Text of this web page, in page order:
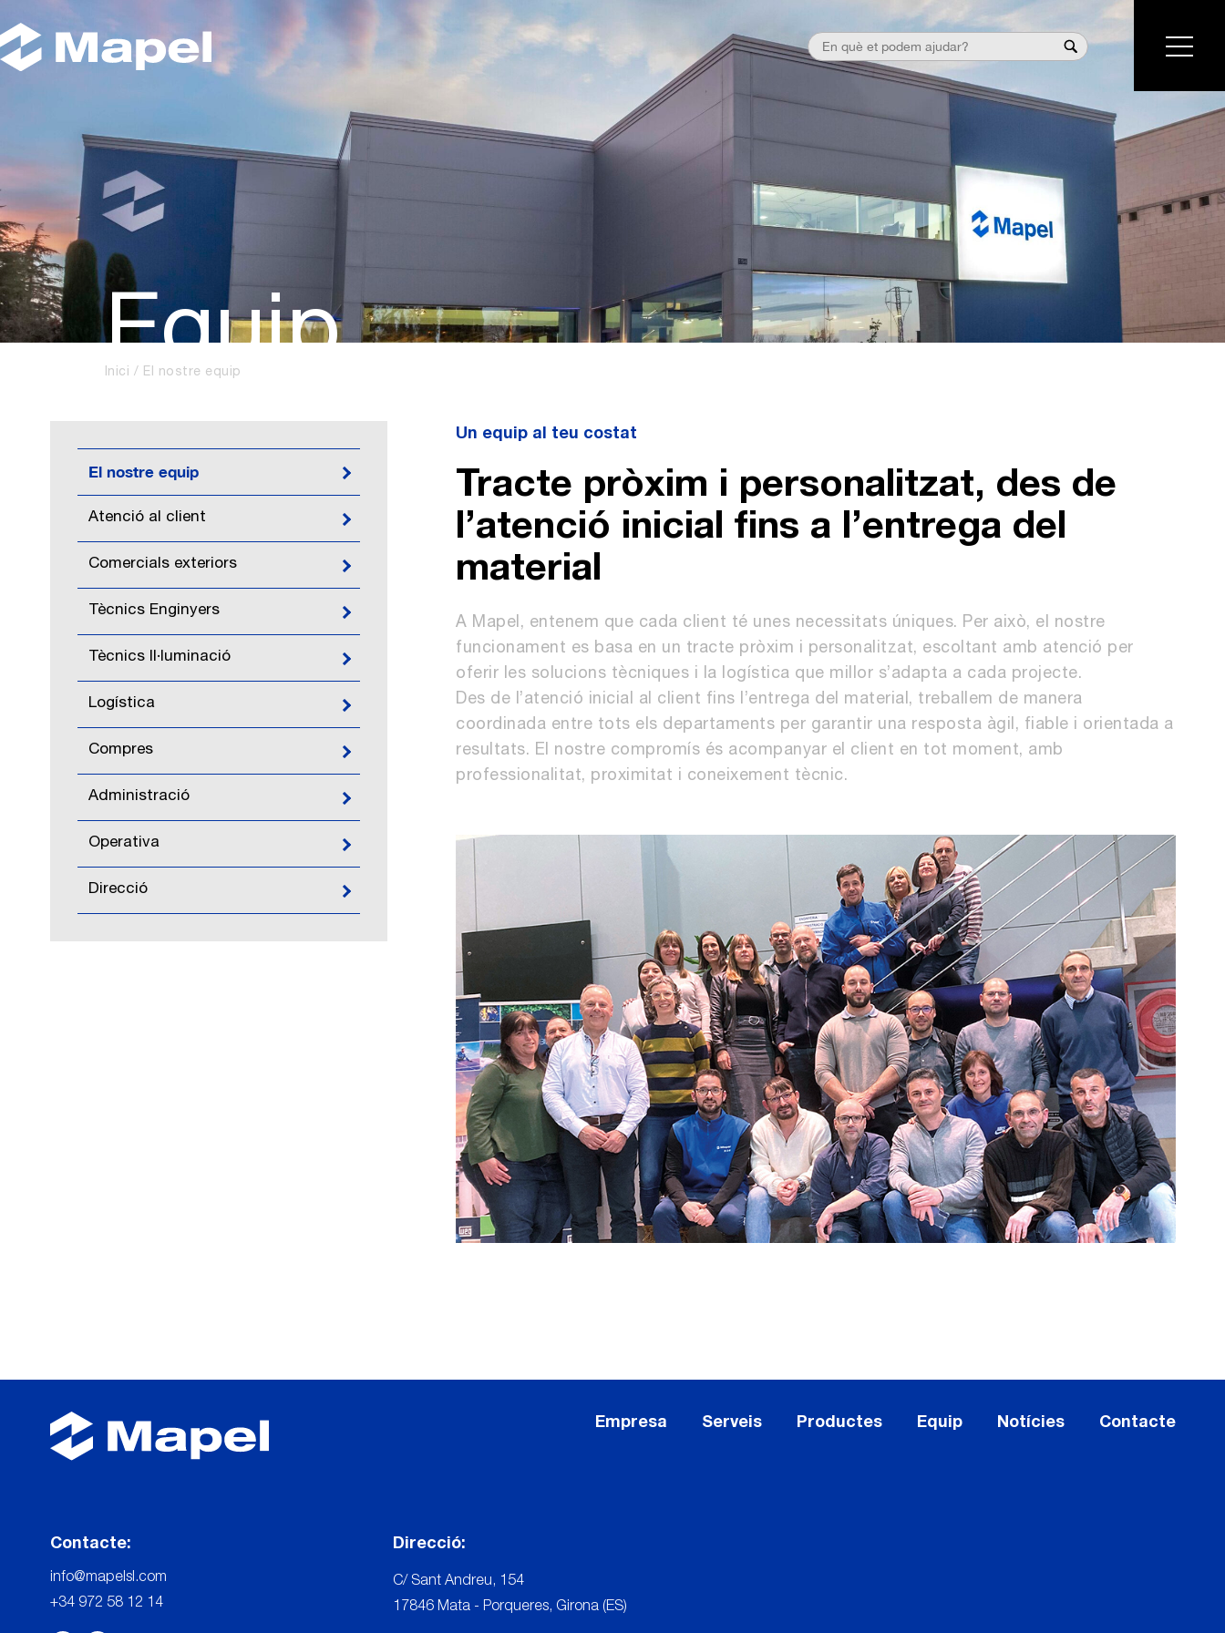
Equip
Inici El nostre equip
Un equip al teu costat
Tracte pròxim i personalitzat, des de
l’atenció inicial fins a l’entrega del
material
A Mapel, entenem que cada client té unes necessitats úniques. Per això, el nostre
funcionament es basa en un tracte pròxim i personalitzat, escoltant amb atenció per
oferir les solucions tècniques i la logística que millor s’adapta a cada projecte.
Des de l’atenció inicial al client fins l’entrega del material, treballem de manera
coordinada entre tots els departaments per garantir una resposta àgil, fiable i orientada a
resultats. El nostre compromís és acompanyar el client en tot moment, amb
professionalitat, proximitat i coneixement tècnic.
El nostre equip
Atenció al client
Comercials exteriors
Tècnics Enginyers
Tècnics Il·luminació
Logística
Compres
Administració
Operativa
Direcció
Empresa Serveis Productes Equip Notícies Contacte
Contacte:
info@mapelsl.com
+34 972 58 12 14
Direcció:
C/ Sant Andreu, 154
17846 Mata - Porqueres, Girona (ES)